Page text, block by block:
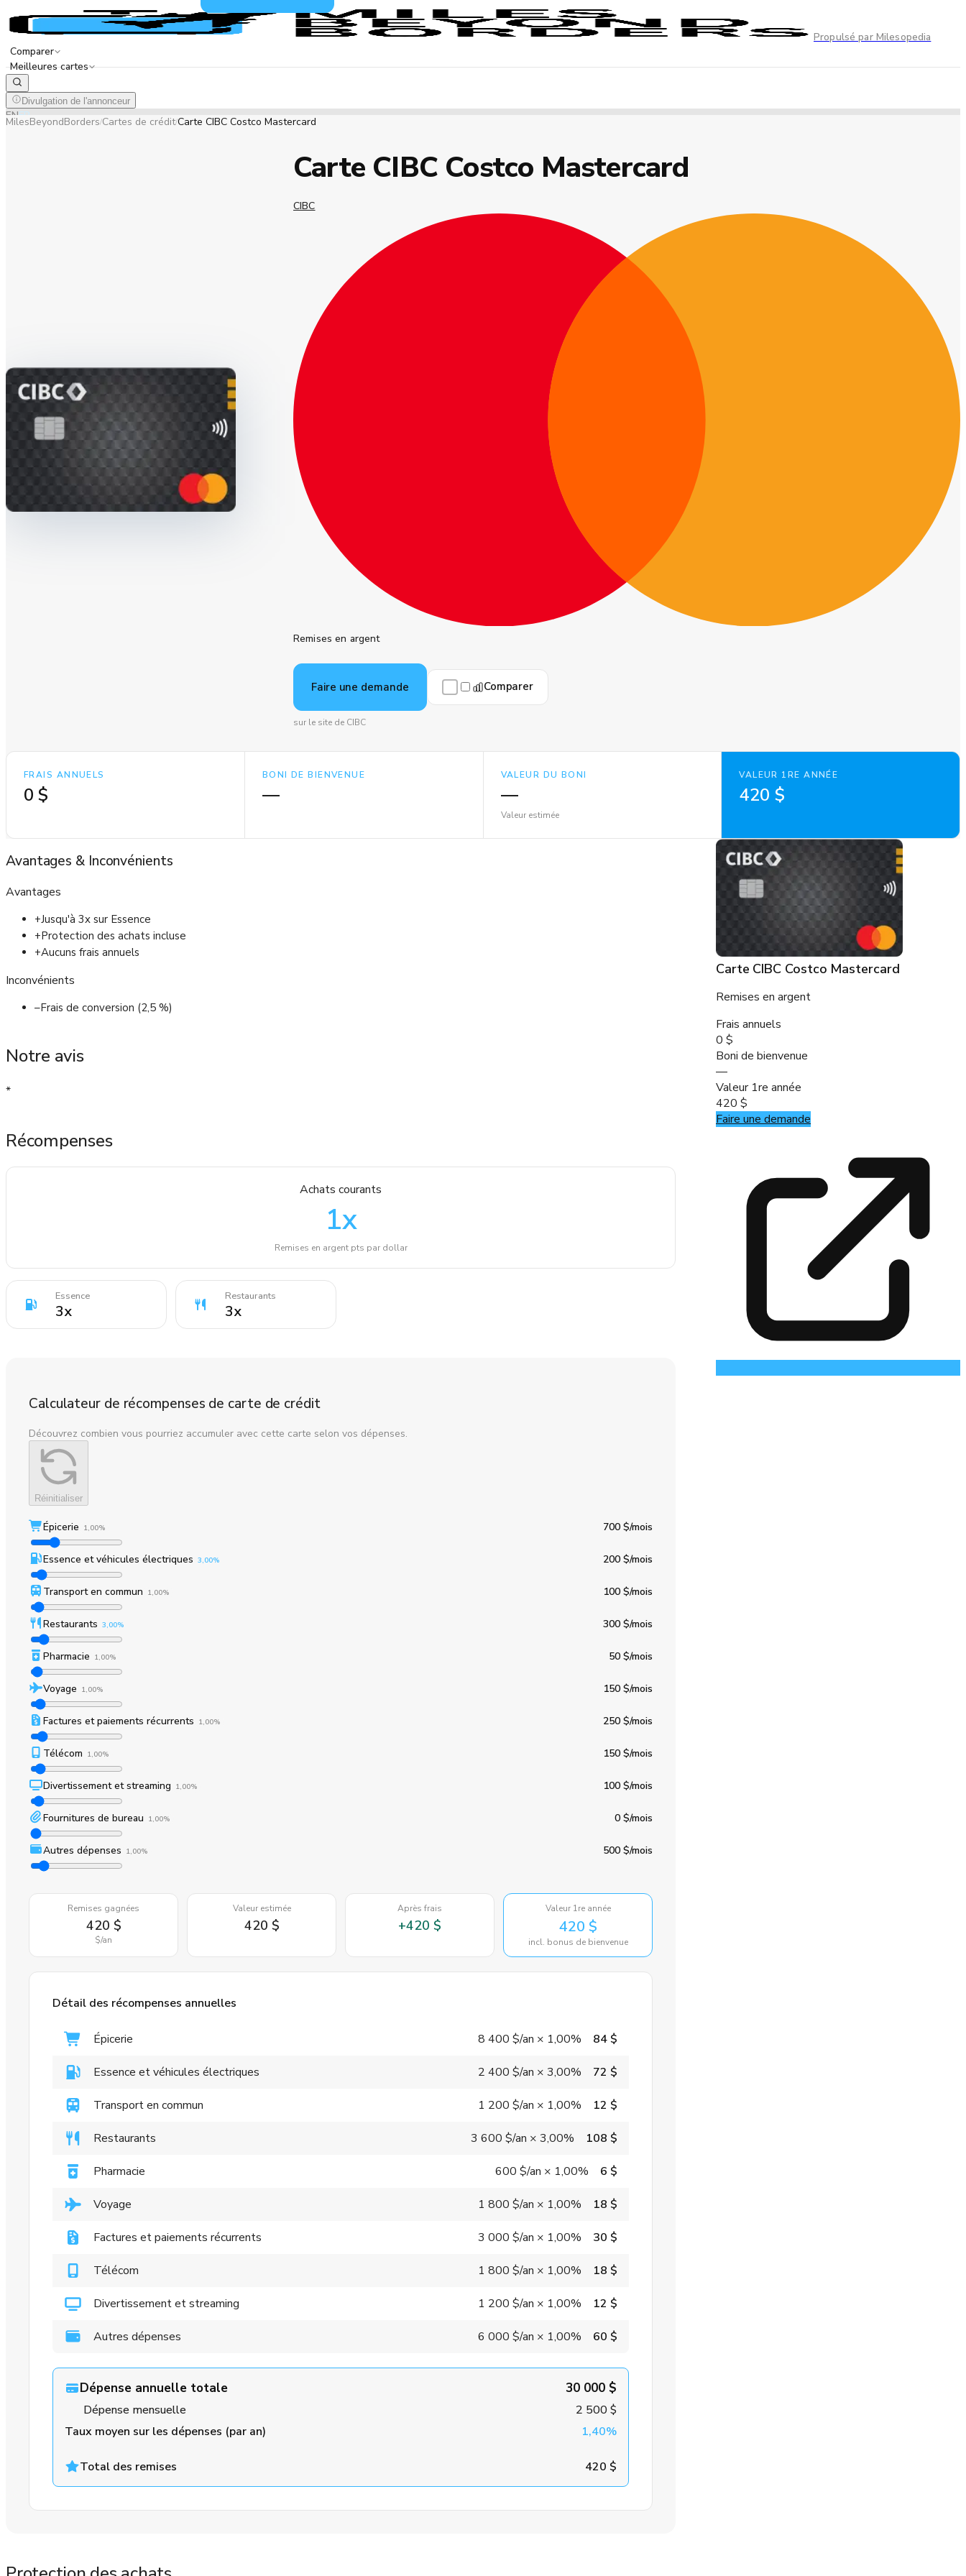
Propulsé par Milesopedia
Comparer
Meilleures cartes
Divulgation de l'annonceur
ENFR
MilesBeyondBorders/Cartes de crédit/Carte CIBC Costco Mastercard
Carte CIBC Costco Mastercard
CIBC
Remises en argent
Faire une demande Comparer
sur le site de CIBC
FRAIS ANNUELS
0 $
BONI DE BIENVENUE
—
VALEUR DU BONI
—
Valeur estimée
VALEUR 1RE ANNÉE
420 $
Avantages & Inconvénients
Avantages
+Jusqu'à 3x sur Essence
+Protection des achats incluse
+Aucuns frais annuels
Inconvénients
–Frais de conversion (2,5 %)
Notre avis
*
Récompenses
Achats courants
1x
Remises en argent pts par dollar
Essence
3x
Restaurants
3x
Calculateur de récompenses de carte de crédit
Découvrez combien vous pourriez accumuler avec cette carte selon vos dépenses.
Réinitialiser
Épicerie 1,00% 700 $/mois
Essence et véhicules électriques 3,00% 200 $/mois
Transport en commun 1,00% 100 $/mois
Restaurants 3,00% 300 $/mois
Pharmacie 1,00% 50 $/mois
Voyage 1,00% 150 $/mois
Factures et paiements récurrents 1,00% 250 $/mois
Télécom 1,00% 150 $/mois
Divertissement et streaming 1,00% 100 $/mois
Fournitures de bureau 1,00% 0 $/mois
Autres dépenses 1,00% 500 $/mois
Remises gagnées
420 $
$/an
Valeur estimée
420 $
Après frais
+420 $
Valeur 1re année
420 $
incl. bonus de bienvenue
Détail des récompenses annuelles
Épicerie 8 400 $/an × 1,00% 84 $
Essence et véhicules électriques 2 400 $/an × 3,00% 72 $
Transport en commun 1 200 $/an × 1,00% 12 $
Restaurants 3 600 $/an × 3,00% 108 $
Pharmacie 600 $/an × 1,00% 6 $
Voyage 1 800 $/an × 1,00% 18 $
Factures et paiements récurrents 3 000 $/an × 1,00% 30 $
Télécom 1 800 $/an × 1,00% 18 $
Divertissement et streaming 1 200 $/an × 1,00% 12 $
Autres dépenses 6 000 $/an × 1,00% 60 $
Dépense annuelle totale 30 000 $
Dépense mensuelle
2 500 $
Taux moyen sur les dépenses (par an)
1,40%
Total des remises 420 $
Carte CIBC Costco Mastercard
Remises en argent
Frais annuels
0 $
Boni de bienvenue
—
Valeur 1re année
420 $
Faire une demande